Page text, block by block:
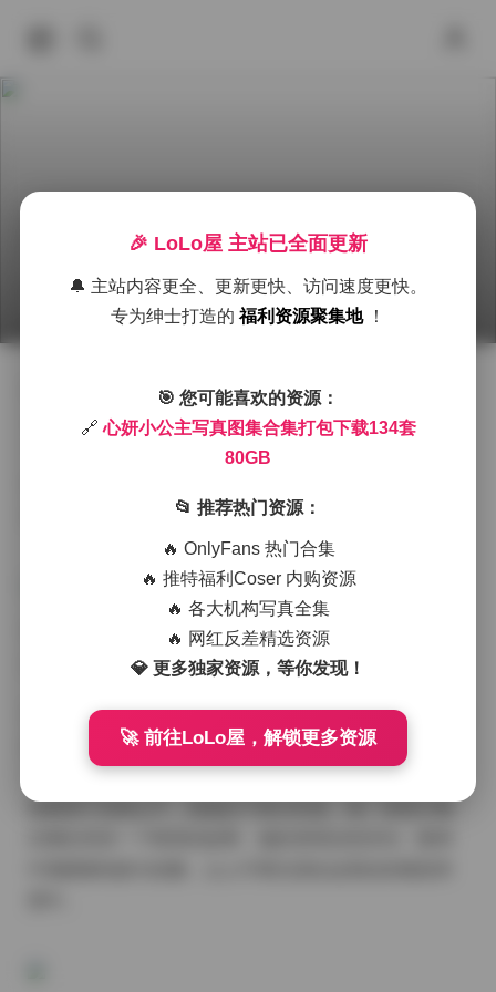
2025年10月4日 上午9:37 SSS典藏 Cosplay图集下载
作为一名长期关注写真与美图领域的爱好者，今天想和
大家分享一个令人心动的资源——心妍小公主写真合集
下载134套80GB。这个合集不仅容量庞大，内容更是丰
心妍小公主写真图集合集打包下载134套 80GB
首先，让我们聊聊写真内容。这134套写真涵盖了多种主
题，从清新自然的日常风格到华丽精致的公主造型，每
一套都精心策划，充满了细节感。图片中，心妍小公主
或置身于花海之中，或漫步于复古街道，每一张照片都
🎉 LoLo屋 主站已全面更新
🔔 主站内容更全、更新更快、访问速度更快。
专为绅士打造的福利资源聚集地 ！
🎯 您可能喜欢的资源：
🔗心妍小公主写真图集合集打包下载134套
80GB
📂 推荐热门资源：
🔥 OnlyFans 热门合集
🔥 推特福利Coser 内购资源
🔥 各大机构写真全集
🔥 网红反差精选资源
💎 更多独家资源，等你发现！
🚀 前往LoLo屋，解锁更多资源